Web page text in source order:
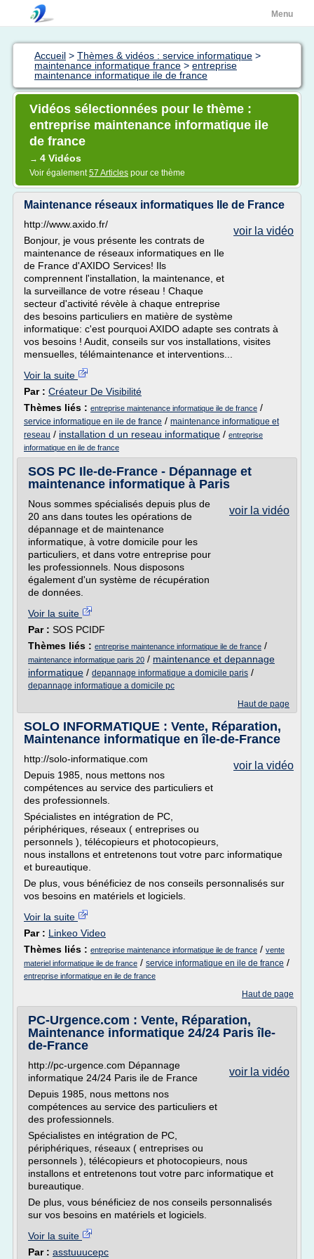
Menu
Accueil > Thèmes & vidéos : service informatique >
maintenance informatique france > entreprise
maintenance informatique ile de france
Vidéos sélectionnées pour le thème :
entreprise maintenance informatique ile
de france
→ 4 Vidéos
Voir également57 Articles pour ce thème
Maintenance réseaux informatiques Ile de France
voir la vidéo
http://www.axido.fr/
Bonjour, je vous présente les contrats de
maintenance de réseaux informatiques en Ile
de France d'AXIDO Services! Ils
comprennent l'installation, la maintenance, et
la surveillance de votre réseau ! Chaque
secteur d'activité révèle à chaque entreprise
des besoins particuliers en matière de système
informatique: c'est pourquoi AXIDO adapte ses contrats à
vos besoins ! Audit, conseils sur vos installations, visites
mensuelles, télémaintenance et interventions...
Voir la suite
Par : Créateur De Visibilité
Thèmes liés : entreprise maintenance informatique ile de france /
service informatique en ile de france / maintenance informatique et
reseau / installation d un reseau informatique / entreprise
informatique en ile de france
SOS PC Ile-de-France - Dépannage et
maintenance informatique à Paris
voir la vidéo
Nous sommes spécialisés depuis plus de
20 ans dans toutes les opérations de
dépannage et de maintenance
informatique, à votre domicile pour les
particuliers, et dans votre entreprise pour
les professionnels. Nous disposons
également d'un système de récupération
de données.
Voir la suite
Par : SOS PCIDF
Thèmes liés : entreprise maintenance informatique ile de france /
maintenance informatique paris 20 / maintenance et depannage
informatique / depannage informatique a domicile paris /
depannage informatique a domicile pc
Haut de page
SOLO INFORMATIQUE : Vente, Réparation,
Maintenance informatique en île-de-France
voir la vidéo
http://solo-informatique.com
Depuis 1985, nous mettons nos
compétences au service des particuliers et
des professionnels.
Spécialistes en intégration de PC,
périphériques, réseaux ( entreprises ou
personnels ), télécopieurs et photocopieurs,
nous installons et entretenons tout votre parc informatique
et bureautique.
De plus, vous bénéficiez de nos conseils personnalisés sur
vos besoins en matériels et logiciels.
Voir la suite
Par : Linkeo Video
Thèmes liés : entreprise maintenance informatique ile de france / vente
materiel informatique ile de france / service informatique en ile de france /
entreprise informatique en ile de france
Haut de page
PC-Urgence.com : Vente, Réparation,
Maintenance informatique 24/24 Paris île-
de-France
voir la vidéo
http://pc-urgence.com Dépannage
informatique 24/24 Paris ile de France
Depuis 1985, nous mettons nos
compétences au service des particuliers et
des professionnels.
Spécialistes en intégration de PC,
périphériques, réseaux ( entreprises ou
personnels ), télécopieurs et photocopieurs, nous
installons et entretenons tout votre parc informatique et
bureautique.
De plus, vous bénéficiez de nos conseils personnalisés
sur vos besoins en matériels et logiciels.
Voir la suite
Par : asstuuucepc